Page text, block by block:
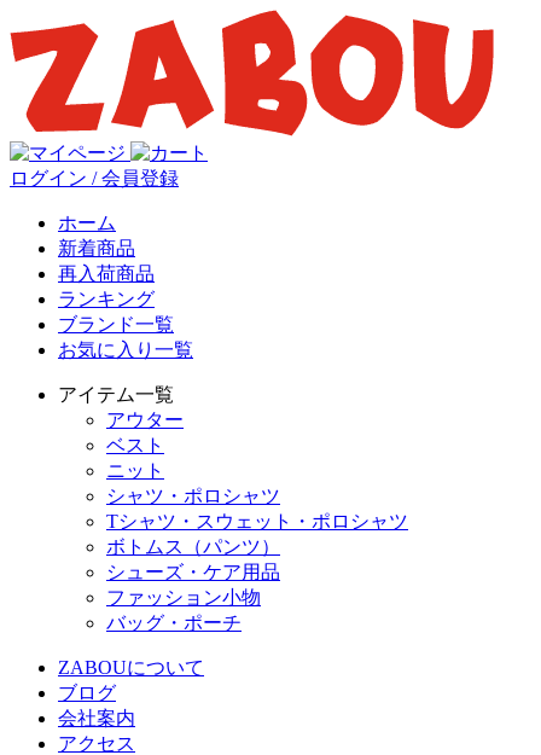
ログイン / 会員登録
ホーム
新着商品
再入荷商品
ランキング
ブランド一覧
お気に入り一覧
アイテム一覧
アウター
ベスト
ニット
シャツ・ポロシャツ
Tシャツ・スウェット・ポロシャツ
ボトムス（パンツ）
シューズ・ケア用品
ファッション小物
バッグ・ポーチ
ZABOUについて
ブログ
会社案内
アクセス